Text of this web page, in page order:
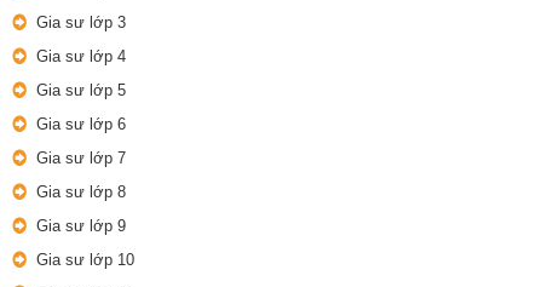
Gia sư lớp 3
Gia sư lớp 4
Gia sư lớp 5
Gia sư lớp 6
Gia sư lớp 7
Gia sư lớp 8
Gia sư lớp 9
Gia sư lớp 10